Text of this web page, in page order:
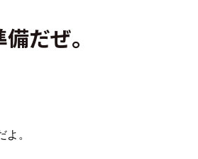
だぜ。
。